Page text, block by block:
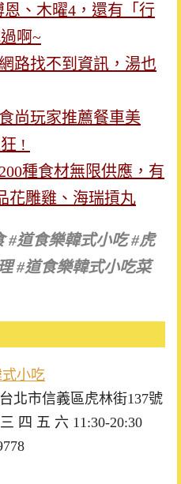
、木曜4，還有「行
啊~
路找不到資訊，湯也
尚玩家推薦餐車美
!
種食材無限供應，有
花雕雞、海瑞摃丸
#道食樂韓式小吃 #虎
#道食樂韓式小吃菜
小吃
北市信義區虎林街137號
四 五 六 11:30-20:30